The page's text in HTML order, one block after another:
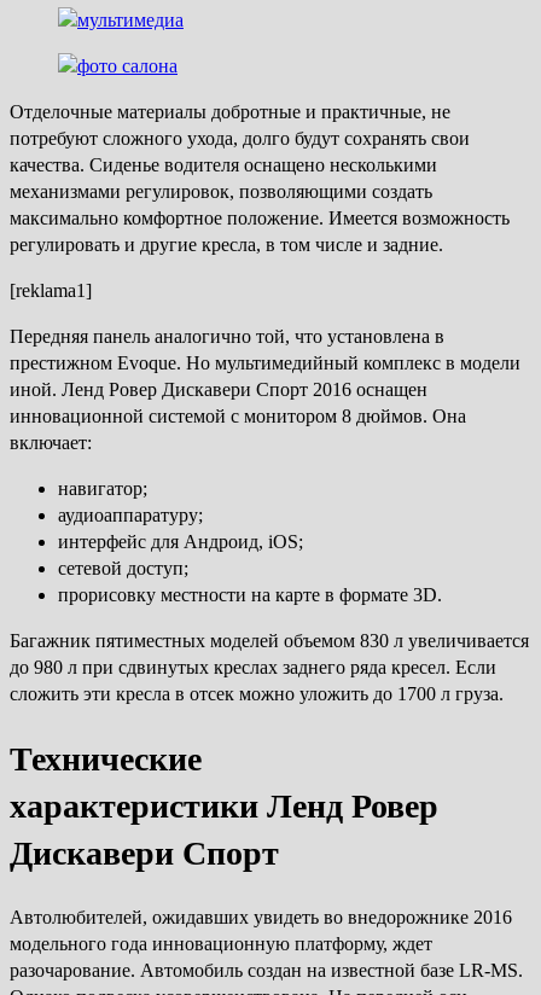
Отделочные материалы добротные и практичные, не
потребуют сложного ухода, долго будут сохранять свои
качества. Сиденье водителя оснащено несколькими
механизмами регулировок, позволяющими создать
максимально комфортное положение. Имеется возможность
регулировать и другие кресла, в том числе и задние.
[reklama1]
Передняя панель аналогично той, что установлена в
престижном Evoque. Но мультимедийный комплекс в модели
иной. Ленд Ровер Дискавери Спорт 2016 оснащен
инновационной системой с монитором 8 дюймов. Она
включает:
навигатор;
аудиоаппаратуру;
интерфейс для Андроид, iOS;
сетевой доступ;
прорисовку местности на карте в формате 3D.
Багажник пятиместных моделей объемом 830 л увеличивается
до 980 л при сдвинутых креслах заднего ряда кресел. Если
сложить эти кресла в отсек можно уложить до 1700 л груза.
Технические
характеристики Ленд Ровер
Дискавери Спорт
Автолюбителей, ожидавших увидеть во внедорожнике 2016
модельного года инновационную платформу, ждет
разочарование. Автомобиль создан на известной базе LR-MS.